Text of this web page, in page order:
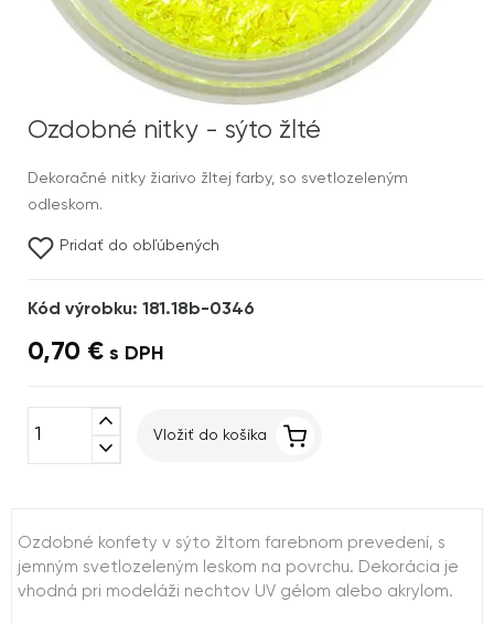
Ozdobné nitky - sýto žlté
Dekoračné nitky žiarivo žltej farby, so svetlozeleným
odleskom.
Pridať do obľúbených
Kód výrobku: 181.18b-0346
0,70 € s DPH
expand_less
expand_more
Vložiť do košíka
Ozdobné konfety v sýto žltom farebnom prevedení, s
jemným svetlozeleným leskom na povrchu. Dekorácia je
vhodná pri modeláži nechtov UV gélom alebo akrylom.